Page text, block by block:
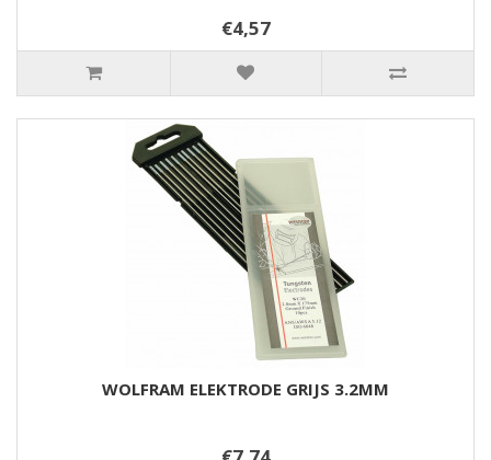
€4,57
WOLFRAM ELEKTRODE GRIJS 3.2MM